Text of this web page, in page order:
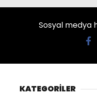
Sosyal medya
KATEGORİLER